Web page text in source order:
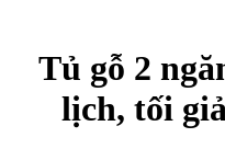
Tủ gỗ 2
lịch, tối